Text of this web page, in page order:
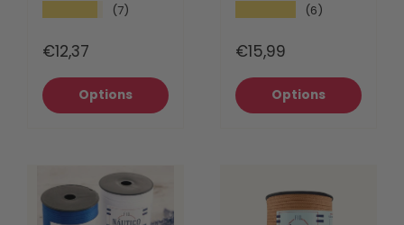
(7)
€12,37
Options
(6)
€15,99
Options